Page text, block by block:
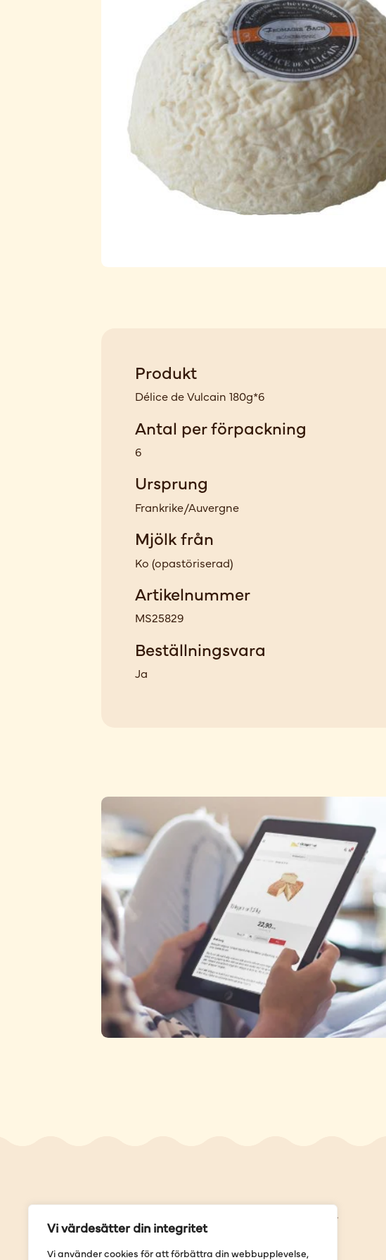
Vi värdesätter din integritet
Vi använder cookies för att förbättra din webbupplevelse,
Produkt
Délice de Vulcain 180g*6
Antal per förpackning
6
Ursprung
Frankrike/Auvergne
Mjölk från
Ko (opastöriserad)
Artikelnummer
MS25829
Beställningsvara
Ja
Genvägar
Våra butiker